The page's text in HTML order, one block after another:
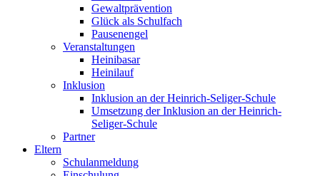
Gewaltprävention
Glück als Schulfach
Pausenengel
Veranstaltungen
Heinibasar
Heinilauf
Inklusion
Inklusion an der Heinrich-Seliger-Schule
Umsetzung der Inklusion an der Heinrich-
Seliger-Schule
Partner
Eltern
Schulanmeldung